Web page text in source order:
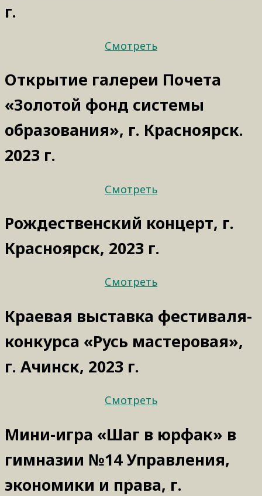
г.
Смотреть
Открытие галереи Почета
«Золотой фонд системы
образования», г. Красноярск.
2023 г.
Смотреть
Рождественский концерт, г.
Красноярск, 2023 г.
Смотреть
Краевая выставка фестиваля-
конкурса «Русь мастеровая»,
г. Ачинск, 2023 г.
Смотреть
Мини-игра «Шаг в юрфак» в
гимназии №14 Управления,
экономики и права, г.